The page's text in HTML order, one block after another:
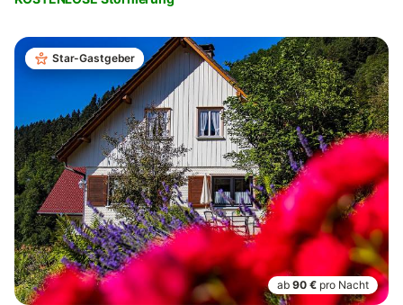
Star-Gastgeber
ab 90 € pro Nacht